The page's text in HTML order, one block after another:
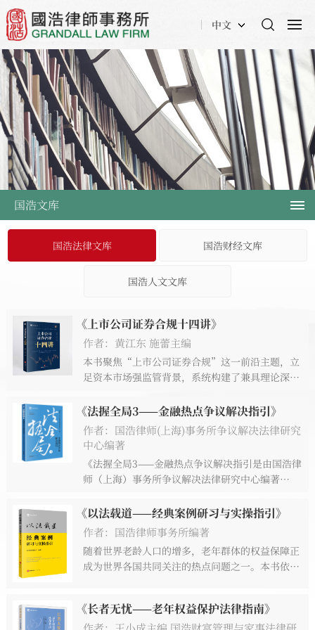
中文
国浩文库
国浩法律文库 国浩财经文库
国浩人文文库
《上市公司证券合规十四讲》
作者：黄江东 施蕾主编
本书聚焦“上市公司证券合规”这一前沿主题，立
足资本市场强监管背景，系统构建了兼具理论深度
结构主线，围绕公司治理、信息披露、内幕交易防
控、市值管理、股份权益变动及退市风险等关键领
域，全面解析上市公司在证券合规中的重点与难点
问题。本书在深入梳理证券法理论与监管规则的基
础上，融入大量一线案例与执业经验，既揭示制度
逻辑与监管趋势，又提供可操作的合规路径与风险
为上市公司管理层及合规人员的实务指南，也可为
证券从业者与法律
《法握全局3——金融热点争议解决指引》
作者：国浩律师(上海)事务所争议解决法律研究
中心编著
《法握全局3——金融热点争议解决指引是由国浩律
师（上海）事务所争议解决法律研究中心编著
全书分为四大篇章、八个专题，聚焦金融争议解决
主题，内容涵盖保理业务中的法律关系解析与实务
探讨、营业信托纠纷中受托人责任的实证研究、资
产证券化纠纷的争议焦点和司法实践研究、国有企
业担保实务研究、金融类犯罪案件的刑民交叉研
究、金融借贷与民间借贷之比较研究、证券虚假陈
述民事赔偿案件中上市公司的减免责抗辩方向及司
《以法载道——经典案例研习与实操指引》
作者：国浩律师事务所编著
随着世界老龄人口的增多，老年群体的权益保障正
成为世界各国共同关注的热点问题之一。本书依托
问题并提供了应对方法，通过一个个生动易读的案
《长者无忧——老年权益保护法律指南》